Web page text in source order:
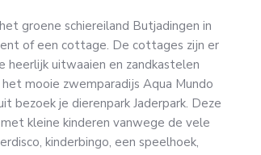
groene schiereiland Butjadingen in
of een cottage. De cottages zijn er
heerlijk uitwaaien en zandkastelen
mooie zwemparadijs Aqua Mundo
bezoek je dierenpark Jaderpark. Deze
kleine kinderen vanwege de vele
kinderbingo, een speelhoek,